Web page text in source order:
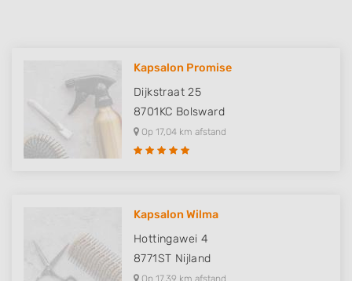
Kapsalon Promise
Dijkstraat 25
8701KC Bolsward
Op 17,04 km afstand
Kapsalon Wilma
Hottingawei 4
8771ST Nijland
Op 17,39 km afstand